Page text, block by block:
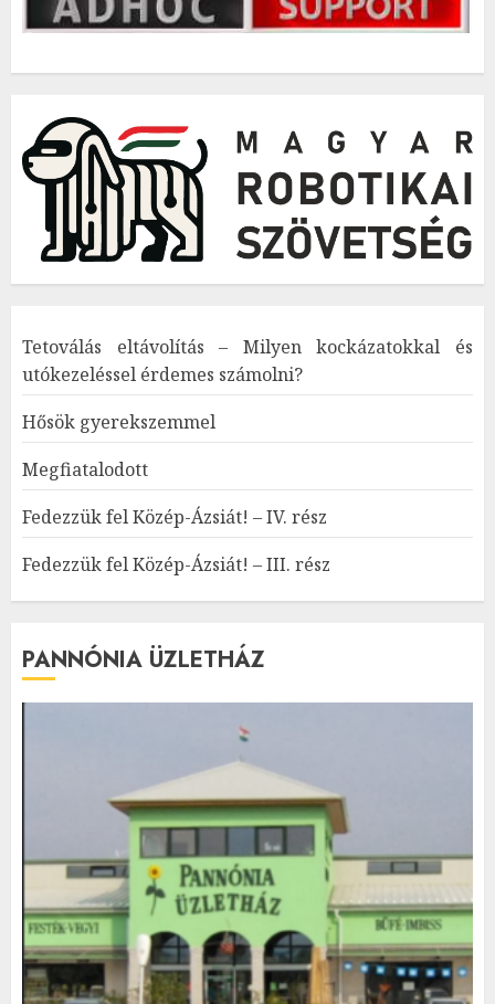
Tetoválás eltávolítás – Milyen kockázatokkal és
utókezeléssel érdemes számolni?
Hősök gyerekszemmel
Megfiatalodott
Fedezzük fel Közép-Ázsiát! – IV. rész
Fedezzük fel Közép-Ázsiát! – III. rész
PANNÓNIA ÜZLETHÁZ